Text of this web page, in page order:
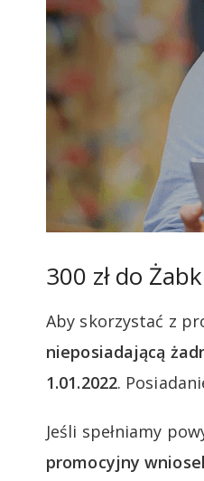
300 zł do
Aby skorzystać z
nieposiadającą
1.01.2022.
Jeśli spełniamy
promocyjny